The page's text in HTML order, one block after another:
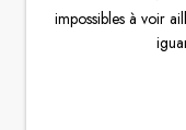
impossibles à voir